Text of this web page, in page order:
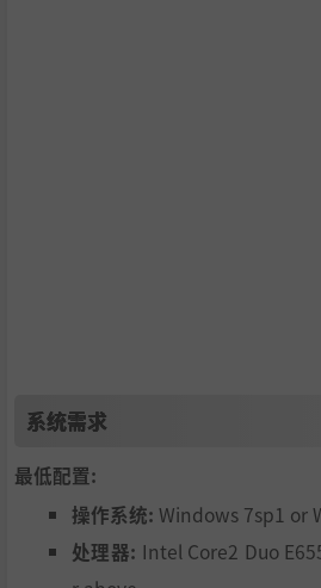
系统需求
最低配置:
操作系统: Windows 7sp1 or
处理器: Intel Core2 Duo